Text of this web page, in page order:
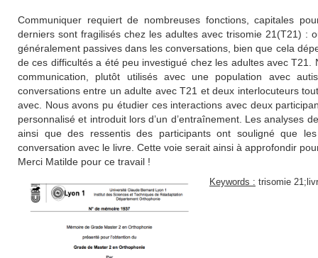
Communiquer requiert de nombreuses fonctions, capitales
derniers sont fragilisés chez les adultes avec trisomie 21(T21) :
généralement passives dans les conversations, bien que cela
de ces difficultés a été peu investigué chez les adultes avec
communication, plutôt utilisés avec une population avec
conversations entre un adulte avec T21 et deux interlocuteurs
avec. Nous avons pu étudier ces interactions avec deux
personnalisé et introduit lors d’un d’entraînement. Les analyses
ainsi que des ressentis des participants ont souligné que
conversation avec le livre. Cette voie serait ainsi à approfondir
Merci Matilde pour ce travail !
Keywords : trisomie